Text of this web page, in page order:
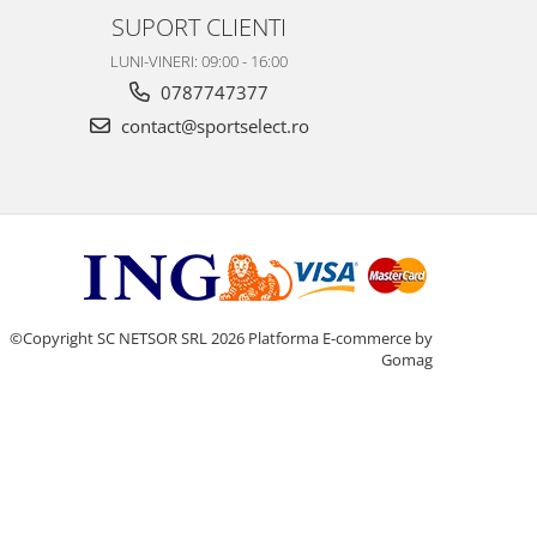
SUPORT CLIENTI
LUNI-VINERI: 09:00 - 16:00
0787747377
contact@sportselect.ro
©Copyright SC NETSOR SRL 2026 Platforma E-commerce by
Gomag